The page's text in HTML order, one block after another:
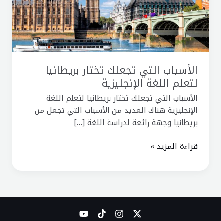
الأسباب التي تجعلك تختار بريطانيا
لتعلم اللغة الإنجليزية
الأسباب التي تجعلك تختار بريطانيا لتعلم اللغة
الإنجليزية هناك العديد من الأسباب التي تجعل من
بريطانيا وجهة رائعة لدراسة اللغة […]
اللغة
الإنجليزية
قراءة المزيد »